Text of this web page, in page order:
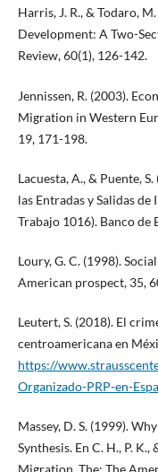
Harris, J. R., & Todaro,
Development: A Two-
Review, 60(1), 126-142.
Jennissen, R. (2003).
Migration in Western
19, 171-198.
Lacuesta, A., & Puente,
las Entradas y Salidas
Trabajo 1016). Banco de
Loury, G. C. (1998).
American prospect, 35,
Leutert, S. (2018). El
centroamericana en
https://
Organizado-PRP-en-
Massey, D. S. (1999).
Synthesis. En C. H., P.
Migration, The: The